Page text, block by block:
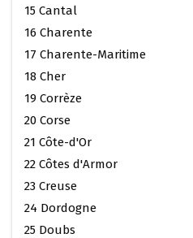
15 Cantal
16 Charente
17 Charente-Maritime
18 Cher
19 Corrèze
20 Corse
21 Côte-d'Or
22 Côtes d'Armor
23 Creuse
24 Dordogne
25 Doubs